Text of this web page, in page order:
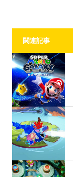
関連記事